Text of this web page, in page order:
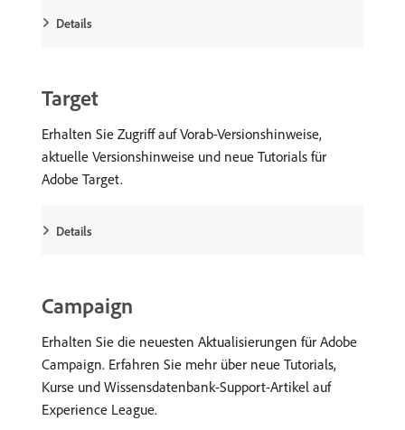
Details
Target
Erhalten Sie Zugriff auf Vorab-Versionshinweise,
aktuelle Versionshinweise und neue Tutorials für
Adobe Target.
Details
Campaign
Erhalten Sie die neuesten Aktualisierungen für Adobe
Campaign. Erfahren Sie mehr über neue Tutorials,
Kurse und Wissensdatenbank-Support-Artikel auf
Experience League.